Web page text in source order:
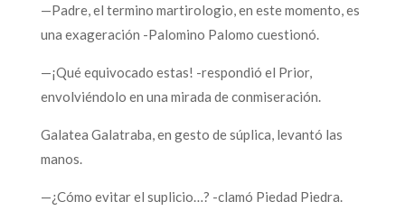
—Padre, el termino martirologio, en este momento, es
una exageración -Palomino Palomo cuestionó.
—¡Qué equivocado estas! -respondió el Prior,
envolviéndolo en una mirada de conmiseración.
Galatea Galatraba, en gesto de súplica, levantó las
manos.
—¿Cómo evitar el suplicio…? -clamó Piedad Piedra.